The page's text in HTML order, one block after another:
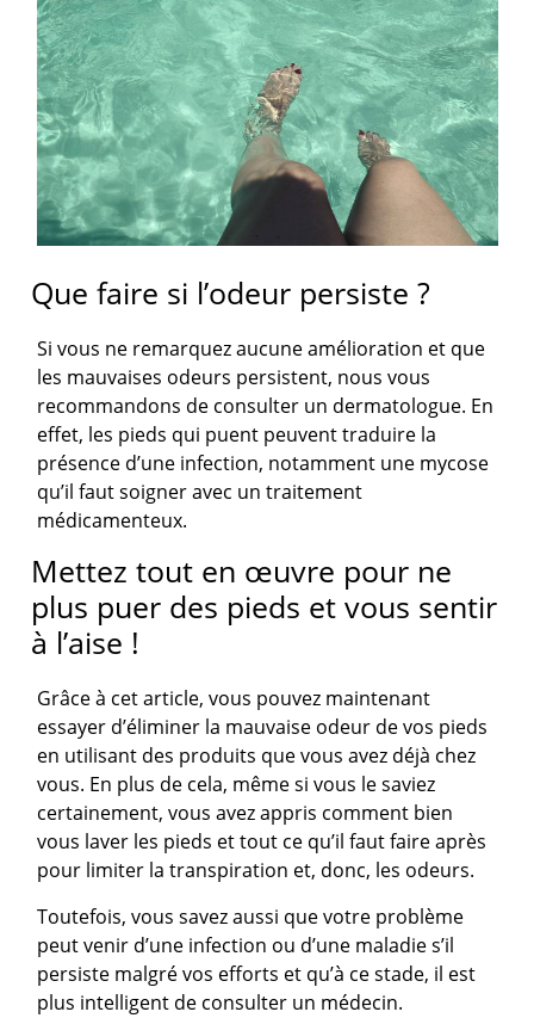
Que faire si l’odeur persiste ?
Si vous ne remarquez aucune amélioration et que
les mauvaises odeurs persistent, nous vous
recommandons de consulter un dermatologue. En
effet, les pieds qui puent peuvent traduire la
présence d’une infection, notamment une mycose
qu’il faut soigner avec un traitement
médicamenteux.
Mettez tout en œuvre pour ne
plus puer des pieds et vous sentir
à l’aise !
Grâce à cet article, vous pouvez maintenant
essayer d’éliminer la mauvaise odeur de vos pieds
en utilisant des produits que vous avez déjà chez
vous. En plus de cela, même si vous le saviez
certainement, vous avez appris comment bien
vous laver les pieds et tout ce qu’il faut faire après
pour limiter la transpiration et, donc, les odeurs.
Toutefois, vous savez aussi que votre problème
peut venir d’une infection ou d’une maladie s’il
persiste malgré vos efforts et qu’à ce stade, il est
plus intelligent de consulter un médecin.